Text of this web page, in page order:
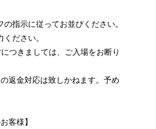
指示に従ってお並びください。
ださい。
つきましては、ご入場をお断り
返金対応は致しかねます。予め
客様】